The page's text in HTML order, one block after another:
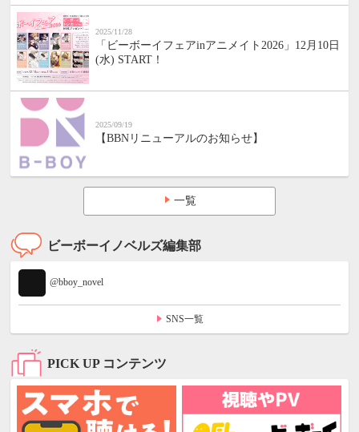
2025/11/28
「ビーボーイフェアinアニメイト2026」12月10日
(水) START！
2025/09/19
【BBNリニューアルのお知らせ】
一覧
ビーボーイノベルズ編集部
@bboy_novel
SNS一覧
PICK UP コンテンツ